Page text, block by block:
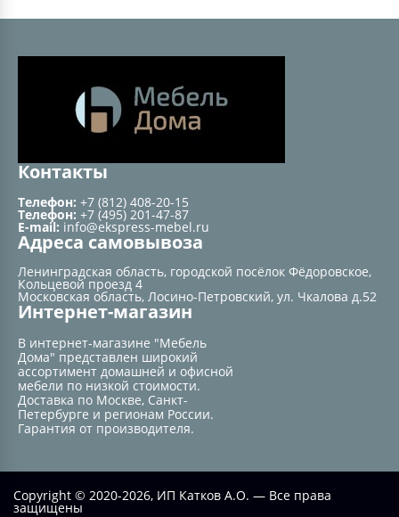
Контакты
Телефон: +7 (812) 408-20-15
Телефон: +7 (495) 201-47-87
E-mail: info@ekspress-mebel.ru
Адреса самовывоза
Ленинградская область, городской посёлок Фёдоровское,
Кольцевой проезд 4
Московская область, Лосино-Петровский, ул. Чкалова д.52
Интернет-магазин
В интернет-магазине "Мебель
Дома" представлен широкий
ассортимент домашней и офисной
мебели по низкой стоимости.
Доставка по Москве, Санкт-
Петербурге и регионам России.
Гарантия от производителя.
Copyright © 2020-2026, ИП Катков А.О. — Все права
защищены